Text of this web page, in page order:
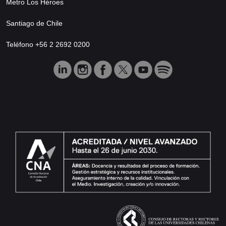
Metro Los Héroes
Santiago de Chile
Teléfono +56 2 2692 0200